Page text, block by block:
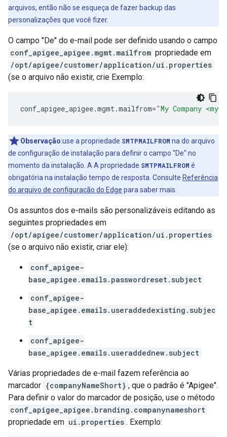
arquivos, então não se esqueça de fazer backup das
personalizações que você fizer.
O campo "De" do e-mail pode ser definido usando o campo
conf_apigee_apigee.mgmt.mailfrom propriedade em
/opt/apigee/customer/application/ui.properties
(se o arquivo não existir, crie Exemplo:
conf_apigee_apigee.mgmt.mailfrom="My Company
Observação:use a propriedade SMTPMAILFROM na do arquivo
de configuração de instalação para definir o campo "De" no
momento da instalação. A A propriedade SMTPMAILFROM é
obrigatória na instalação tempo de resposta. Consulte Referência
do arquivo de configuração do Edge para saber mais.
Os assuntos dos e-mails são personalizáveis editando as
seguintes propriedades em
/opt/apigee/customer/application/ui.properties
(se o arquivo não existir, criar ele):
conf_apigee-
base_apigee.emails.passwordreset.subject
conf_apigee-
base_apigee.emails.useraddedexisting.subjec
t
conf_apigee-
base_apigee.emails.useraddednew.subject
Várias propriedades de e-mail fazem referência ao
marcador {companyNameShort} , que o padrão é "Apigee".
Para definir o valor do marcador de posição, use o método
conf_apigee_apigee.branding.companynameshort
propriedade em ui.properties . Exemplo: